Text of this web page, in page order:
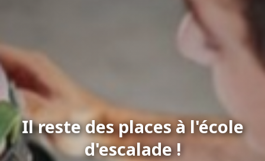
Il reste des places à l'école
d'escalade !